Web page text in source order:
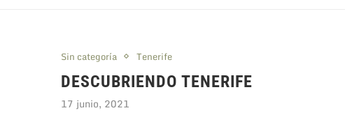
Sin categoría Tenerife
DESCUBRIENDO TENERIFE
17 junio, 2021